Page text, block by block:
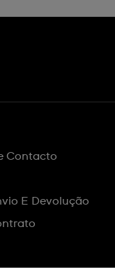
Contacto
E Devolução